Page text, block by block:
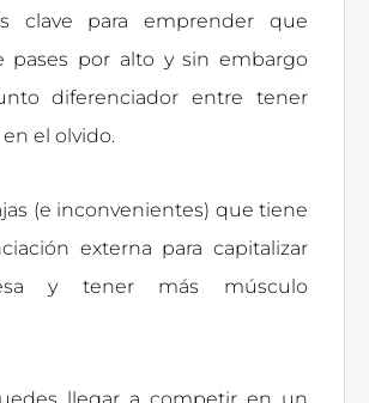
clave para emprender que
pases por alto y sin embargo
diferenciador entre tener
el olvido.
(e inconvenientes) que tiene
externa para capitalizar
y tener más músculo
llegar a competir en un